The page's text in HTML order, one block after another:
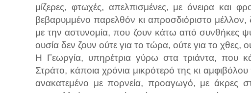
μίζερες, φτωχές, απελπισμένες, με όνειρα και
βεβαρυμμένο παρελθόν κι απροσδιόριστο μέλλον,
με την αστυνομία, που ζουν κάτω από συνθήκες
ουσία δεν ζουν ούτε για το τώρα, ούτε για το χθες,
Η Γεωργία, υπηρέτρια γύρω στα τριάντα, που
Στράτο, κάποια χρόνια μικρότερό της κι
ανακατεμένο με πορνεία, προαγωγό, με άκρες